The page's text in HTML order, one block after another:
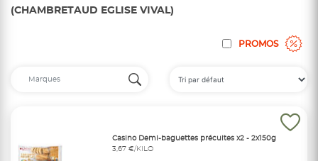
(CHAMBRETAUD EGLISE VIVAL)
PROMOS
Casino Demi-baguettes précuites x2 - 2x150g
3,67 €/KILO